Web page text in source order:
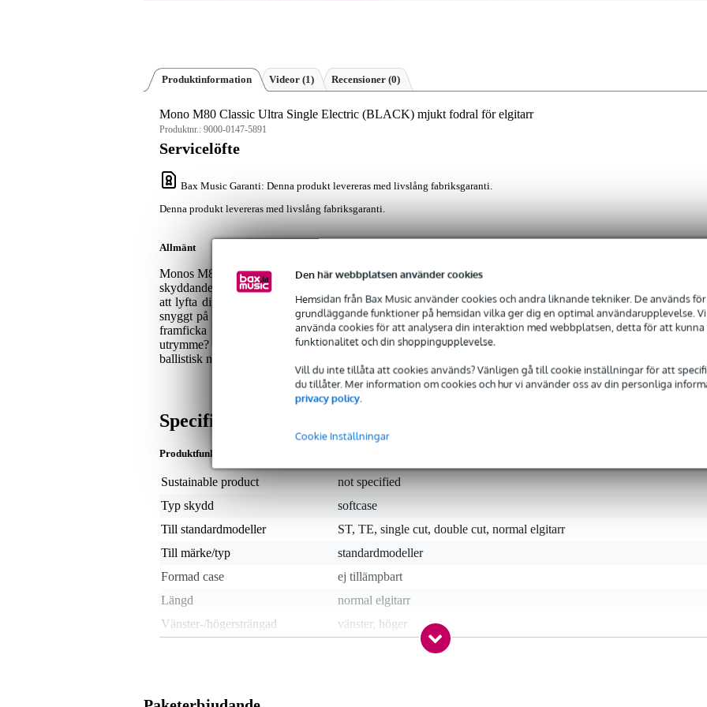
Den här webbplatsen använder cookies
Hemsidan från Bax Music använder cookies och andra liknande tekniker. De används
grundläggande funktioner på hemsidan vilka ger dig en optimal användarupplevelse.
använda cookies för att analysera din interaktion med webbplatsen, detta för att
funktionalitet och din shoppingupplevelse.
Vill du inte tillåta att cookies används? Vänligen gå till cookie inställningar för att
du tillåter. Mer information om cookies och hur vi använder oss av din personliga
privacy policy.
Cookie Inställningar
Produktinformation Videor (1) Recensioner (0)
Mono M80 Classic Ultra Single Electric (BLACK) mjukt fodral för elgitarr
Produktnr.: 9000-0147-5891
Servicelöfte
Bax Music Garanti: Denna produkt levereras med livslång fabriksgaranti.
Denna produkt levereras med livslång fabriksgaranti.
Allmänt
Monos M80 Classic Ultra Single Electric är speciellt framtagen för krävande gitarrister som vill ha ett tåligt och
skyddande softcase. Tack vare det patenterade Freeride-hjulsystemet kan du flytta ditt instrument smidigt utan
att lyfta dig för mycket. Inuti det mjuka fodralet finns Headlock halsupphängningssystem som håller
snyggt på plats och skyddar den mot plötsliga stötar. En diskret innerficka finns och det finns också en
framficka som till och med kan sträckas ut för att rymma pedaler, kablar och verktyg. Behöver du
utrymme? Då kan du enkelt utöka med Mono Tick 2.0 eller 2.0+ tillbehörsväskor. Med vattenresistent 1680D
ballistisk nylon och vattentäta blixtlås är din gitarr väl skyddad från regn och andra väderförhållanden.
Specifikationer
Produktfunktioner
Sustainable product
not specified
Typ skydd
softcase
Till standardmodeller
ST, TE, single cut, double cut, normal elgitarr
Till märke/typ
standardmodeller
Formad case
ej tillämpbart
Längd
normal elgitarr
Vänster-/högersträngad
vänster, höger
fritt, endast för 6-in-line